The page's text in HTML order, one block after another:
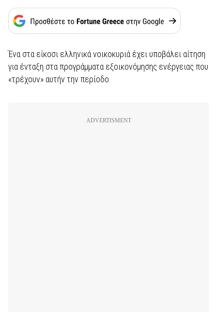
Ένα στα είκοσι ελληνικά νοικοκυριά έχει υποβάλει αίτηση
για ένταξη στα προγράμματα εξοικονόμησης ενέργειας που
«τρέχουν» αυτήν την περίοδο.